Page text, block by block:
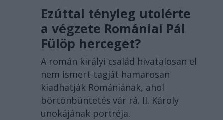
Ezúttal tényleg utolérte
a végzete Romániai Pál
Fülöp herceget?
A román királyi család hivatalosan el
nem ismert tagját hamarosan
kiadhatják Romániának, ahol
börtönbüntetés vár rá. II. Károly
unokájának portréja.